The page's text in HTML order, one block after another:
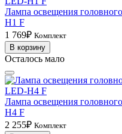
Лампа освещения
H1 F
1 769₽ Комплект
В корзину
Осталось мало
Лампа освещения
H4 F
2 255₽ Комплект